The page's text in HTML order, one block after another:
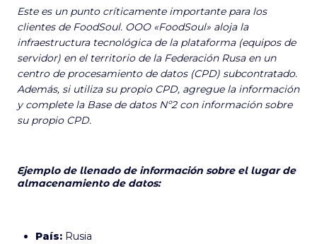
Este es un punto críticamente importante para los
clientes de FoodSoul. OOO «FoodSoul» aloja la
infraestructura tecnológica de la plataforma (equipos de
servidor) en el territorio de la Federación Rusa en un
centro de procesamiento de datos (CPD) subcontratado.
Además, si utiliza su propio CPD, agregue la información
y complete la Base de datos Nº2 con información sobre
su propio CPD.
Ejemplo de llenado de información sobre el lugar de
almacenamiento de datos:
País: Rusia